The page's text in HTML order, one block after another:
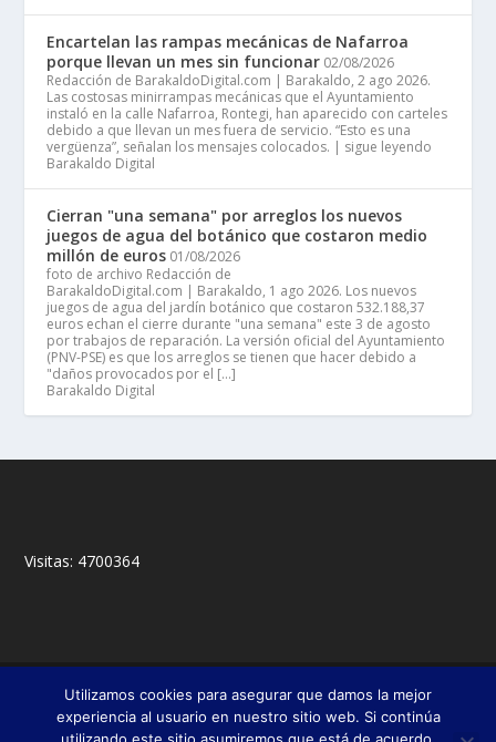
Encartelan las rampas mecánicas de Nafarroa
porque llevan un mes sin funcionar 02/08/2026
Redacción de BarakaldoDigital.com | Barakaldo, 2 ago 2026.
Las costosas minirrampas mecánicas que el Ayuntamiento
instaló en la calle Nafarroa, Rontegi, han aparecido con carteles
debido a que llevan un mes fuera de servicio. “Esto es una
vergüenza”, señalan los mensajes colocados. | sigue leyendo
Barakaldo Digital
Cierran "una semana" por arreglos los nuevos
juegos de agua del botánico que costaron medio
millón de euros 01/08/2026
foto de archivo Redacción de
BarakaldoDigital.com | Barakaldo, 1 ago 2026. Los nuevos
juegos de agua del jardín botánico que costaron 532.188,37
euros echan el cierre durante "una semana" este 3 de agosto
por trabajos de reparación. La versión oficial del Ayuntamiento
(PNV-PSE) es que los arreglos se tienen que hacer debido a
"daños provocados por el […]
Barakaldo Digital
Visitas: 4700364
© 2018,Francisco Javier Fernández Chento & Mitxel
Olabuénaga|Zona privada
Utilizamos cookies para asegurar que damos la mejor
experiencia al usuario en nuestro sitio web. Si continúa